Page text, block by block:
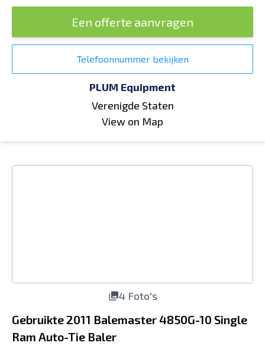
Een offerte aanvragen
Telefoonnummer bekijken
PLUM Equipment
Verenigde Staten
View on Map
4 Foto's
Gebruikte 2011 Balemaster 4850G-10 Single
Ram Auto-Tie Baler